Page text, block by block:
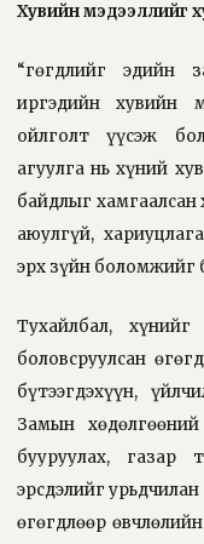
Хувийн мэдээллийг
“Өгөгдлийг эдийн
иргэдийн хувийн
ойлголт үүсэж
агуулга нь хүний
байдлыг хамгаалсан
аюулгүй,
эрх зүйн боломжийг
Тухайлбал,
боловсруулсан
бүтээгдэхүүн,
Замын
бууруулах, газар
эрсдэлийг
өгөгдлөөр